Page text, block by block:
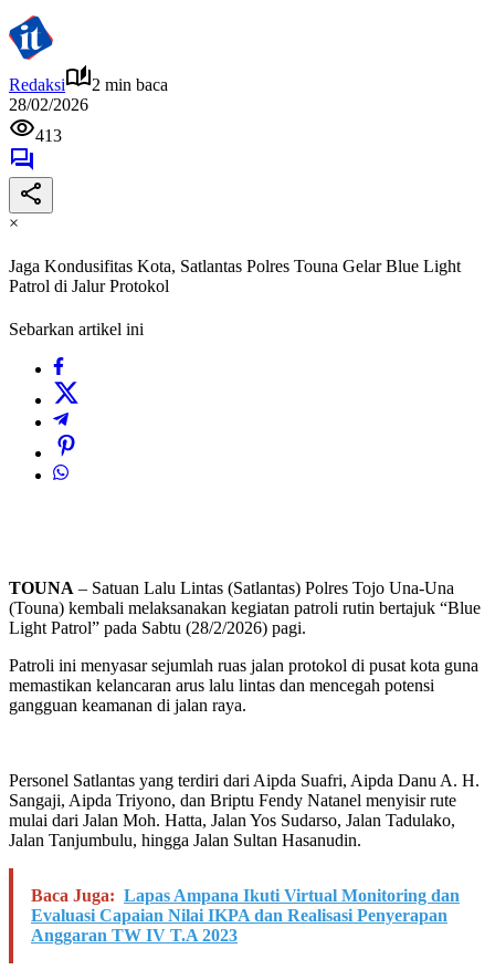
Redaksi
2 min baca
28/02/2026
413
×
Jaga Kondusifitas Kota, Satlantas Polres Touna Gelar Blue Light
Patrol di Jalur Protokol
Sebarkan artikel ini
TOUNA – Satuan Lalu Lintas (Satlantas) Polres Tojo Una-Una
(Touna) kembali melaksanakan kegiatan patroli rutin bertajuk “Blue
Light Patrol” pada Sabtu (28/2/2026) pagi.
Patroli ini menyasar sejumlah ruas jalan protokol di pusat kota guna
memastikan kelancaran arus lalu lintas dan mencegah potensi
gangguan keamanan di jalan raya.
Personel Satlantas yang terdiri dari Aipda Suafri, Aipda Danu A. H.
Sangaji, Aipda Triyono, dan Briptu Fendy Natanel menyisir rute
mulai dari Jalan Moh. Hatta, Jalan Yos Sudarso, Jalan Tadulako,
Jalan Tanjumbulu, hingga Jalan Sultan Hasanudin.
Baca Juga: Lapas Ampana Ikuti Virtual Monitoring dan
Evaluasi Capaian Nilai IKPA dan Realisasi Penyerapan
Anggaran TW IV T.A 2023